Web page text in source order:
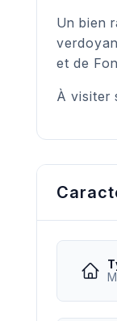
Un bien
et de
À visiter